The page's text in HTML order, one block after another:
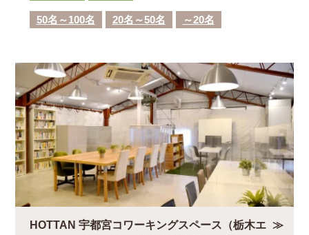
50名～100名 20名～50名 ～20名
HOTTAN 宇都宮コワーキングスペース（栃木エ